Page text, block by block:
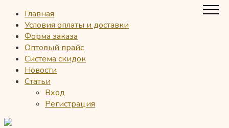
Главная
Условия оплаты и доставки
Форма заказа
Оптовый прайс
Система скидок
Новости
Статьи
Вход
Регистрация